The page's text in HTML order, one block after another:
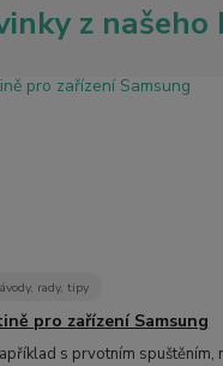
z našeho
rady, tipy
pro zařízení Samsung
s prvotním spuštěním,